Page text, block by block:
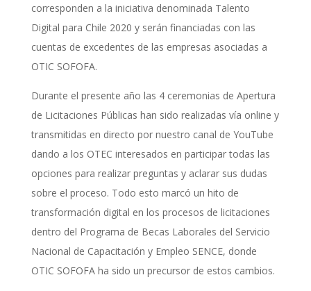
corresponden a la iniciativa denominada Talento
Digital para Chile 2020 y serán financiadas con las
cuentas de excedentes de las empresas asociadas a
OTIC SOFOFA.
Durante el presente año las 4 ceremonias de Apertura
de Licitaciones Públicas han sido realizadas vía online y
transmitidas en directo por nuestro canal de YouTube
dando a los OTEC interesados en participar todas las
opciones para realizar preguntas y aclarar sus dudas
sobre el proceso. Todo esto marcó un hito de
transformación digital en los procesos de licitaciones
dentro del Programa de Becas Laborales del Servicio
Nacional de Capacitación y Empleo SENCE, donde
OTIC SOFOFA ha sido un precursor de estos cambios.